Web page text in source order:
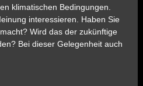
klimatischen Bedingungen.
interessieren. Haben Sie
Wird das der zukünftige
Bei dieser Gelegenheit auch